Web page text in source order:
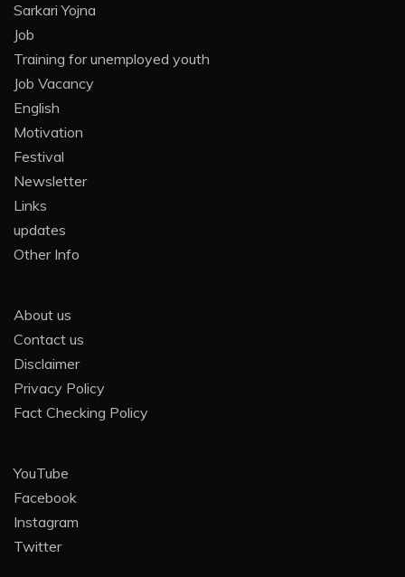
Sarkari Yojna
Job
Training for unemployed youth
Job Vacancy
English
Motivation
Festival
Newsletter
Links
updates
Other Info
About us
Contact us
Disclaimer
Privacy Policy
Fact Checking Policy
YouTube
Facebook
Instagram
Twitter